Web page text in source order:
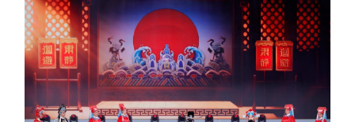
文化 书画 健康 军事
访谈 视频 图片 政务
法律 中央文件 金融 汽车
食品 人居 信息化 数字经济